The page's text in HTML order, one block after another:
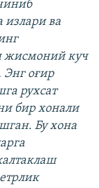
излари ва
жисмоний куч
Энг оғир
рухсат
бир хонали
Бу хона